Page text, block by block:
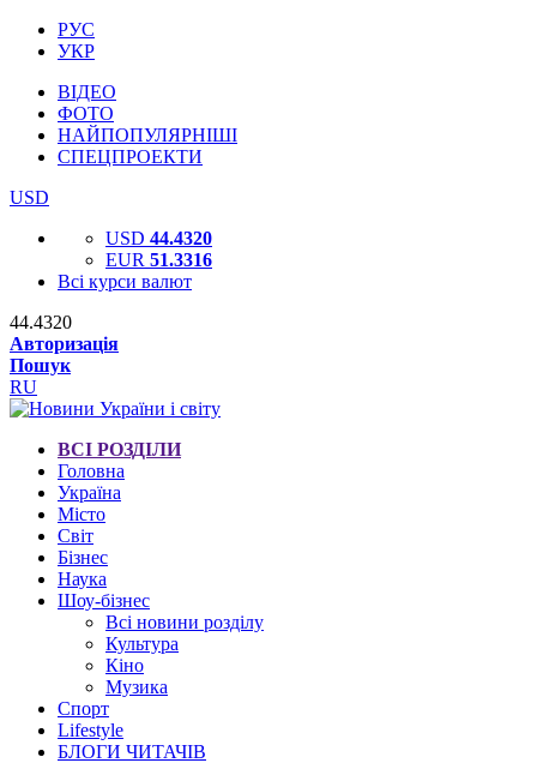
РУС
УКР
ВІДЕО
ФОТО
НАЙПОПУЛЯРНІШІ
СПЕЦПРОЕКТИ
USD
USD 44.4320
EUR 51.3316
Всі курси валют
44.4320
Авторизація
Пошук
RU
ВСІ РОЗДІЛИ
Головна
Україна
Місто
Світ
Бізнес
Наука
Шоу-бізнес
Всі новини розділу
Культура
Кіно
Музика
Спорт
Lifestyle
БЛОГИ ЧИТАЧІВ